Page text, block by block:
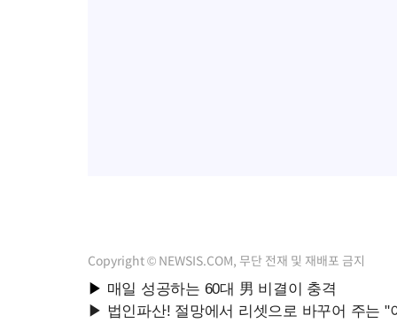
Copyright © NEWSIS.COM, 무단 전재 및 재배포 금지